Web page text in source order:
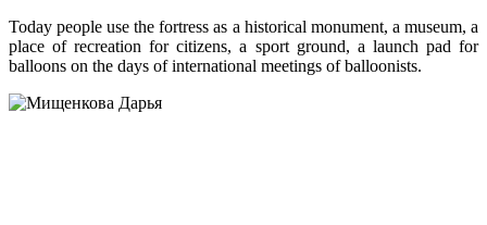
Today people use the fortress as a historical monument, a museum, a
place of recreation for citizens, a sport ground, a launch pad for
balloons on the days of international meetings of balloonists.